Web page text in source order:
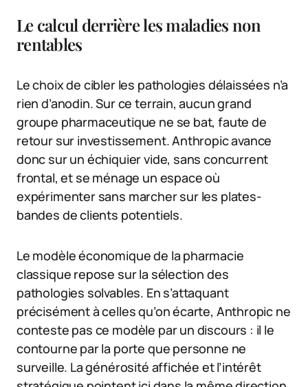
Le calcul derrière les maladies non
rentables
Le choix de cibler les pathologies délaissées n’a
rien d’anodin. Sur ce terrain, aucun grand
groupe pharmaceutique ne se bat, faute de
retour sur investissement. Anthropic avance
donc sur un échiquier vide, sans concurrent
frontal, et se ménage un espace où
expérimenter sans marcher sur les plates-
bandes de clients potentiels.
Le modèle économique de la pharmacie
classique repose sur la sélection des
pathologies solvables. En s’attaquant
précisément à celles qu’on écarte, Anthropic ne
conteste pas ce modèle par un discours : il le
contourne par la porte que personne ne
surveille. La générosité affichée et l’intérêt